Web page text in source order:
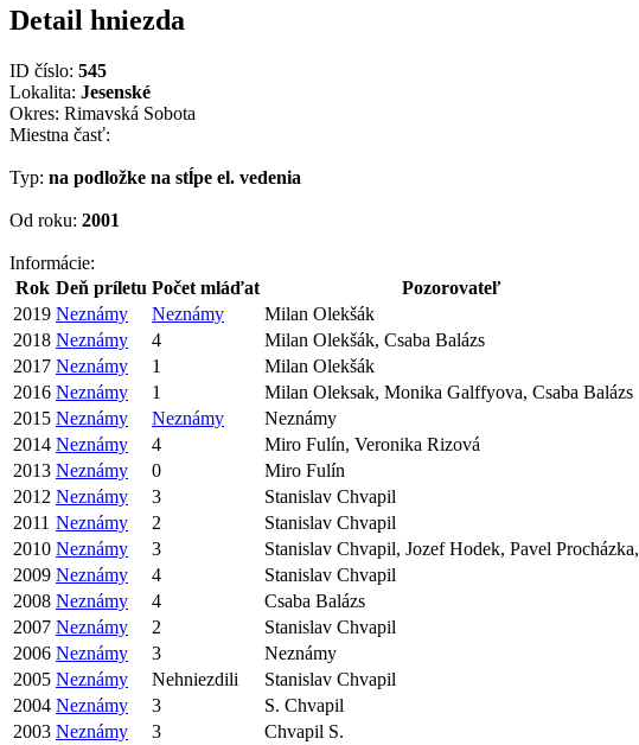
Detail hniezda
ID číslo: 545
Lokalita: Jesenské
Okres: Rimavská Sobota
Miestna časť:
Typ: na podložke na stĺpe el. vedenia
Od roku: 2001
Informácie:
Rok Deň príletu Počet mláďat
Pozorovateľ
2019 Neznámy Neznámy
Milan Olekšák
2018 Neznámy 4
Milan Olekšák, Csaba Balázs
2017 Neznámy 1
Milan Olekšák
2016 Neznámy 1
Milan Oleksak, Monika Galffyova, Csaba Balázs
2015 Neznámy Neznámy
Neznámy
2014 Neznámy 4
Miro Fulín, Veronika Rizová
2013 Neznámy 0
Miro Fulín
2012 Neznámy 3
Stanislav Chvapil
2011 Neznámy 2
Stanislav Chvapil
2010 Neznámy 3
Stanislav Chvapil, Jozef Hodek, Pavel Procházka,
2009 Neznámy 4
Stanislav Chvapil
2008 Neznámy 4
Csaba Balázs
2007 Neznámy 2
Stanislav Chvapil
2006 Neznámy 3
Neznámy
2005 Neznámy Nehniezdili
Stanislav Chvapil
2004 Neznámy 3
S. Chvapil
2003 Neznámy 3
Chvapil S.